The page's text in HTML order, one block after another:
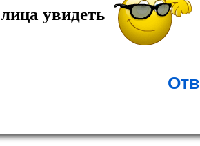
лица увидеть